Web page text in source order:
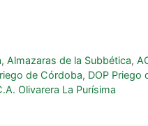
,Almazaras de la Subbética,
de Córdoba, DOP Priego
Olivarera La Purísima